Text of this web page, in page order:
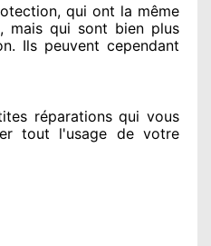
, qui ont la même
mais qui sont bien plus
Ils peuvent cependant
réparations qui vous
tout l'usage de votre